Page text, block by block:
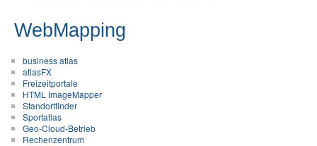
WebMapping
business atlas
atlasFX
Freizeitportale
HTML ImageMapper
Standortfinder
Sportatlas
Geo-Cloud-Betrieb
Rechenzentrum